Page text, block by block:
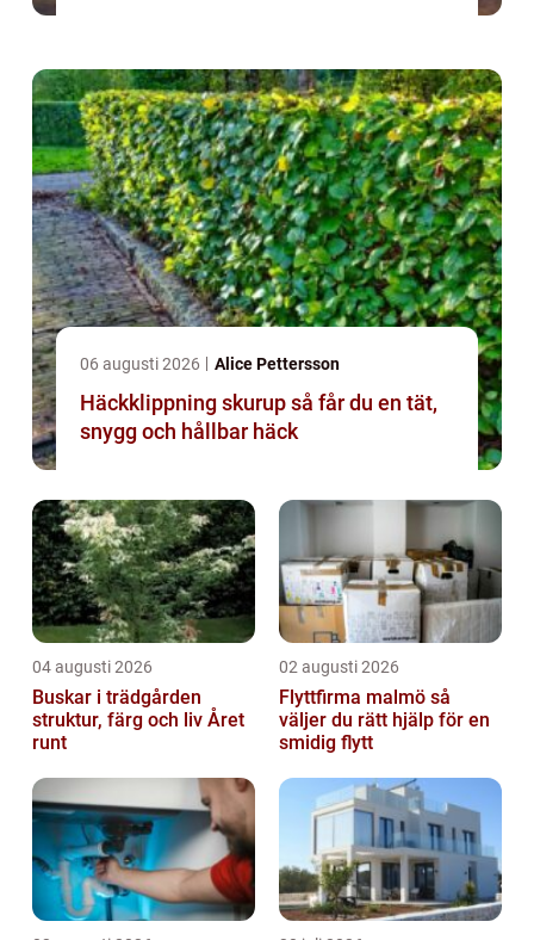
06 augusti 2026 Alice Pettersson
Häckklippning skurup så får du en tät,
snygg och hållbar häck
04 augusti 2026
Buskar i trädgården
struktur, färg och liv Året
runt
02 augusti 2026
Flyttfirma malmö så
väljer du rätt hjälp för en
smidig flytt